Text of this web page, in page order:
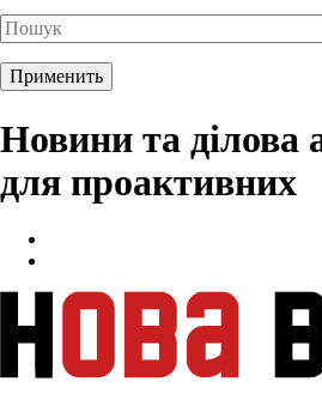
Новини та ділова
для проактивних